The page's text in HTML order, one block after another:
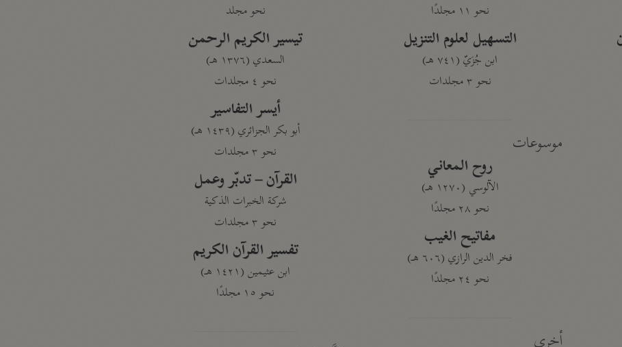
نحو ١١ مجلدًا
التسهيل لعلوم التنزيل
ابن جُزَيّ (٧٤١ هـ)
نحو ٣ مجلدات
موسوعات
روح المعاني
الآلوسي (١٢٧٠ هـ)
نحو ٢٨ مجلدًا
مفاتيح الغيب
فخر الدين الرازي (٦٠٦ هـ)
نحو ٢٤ مجلدًا
نحو مجلد
تيسير الكريم الرحمن
السعدي (١٣٧٦ هـ)
نحو ٤ مجلدات
أيسر التفاسير
أبو بكر الجزائري (١٤٣٩ هـ)
نحو ٣ مجلدات
القرآن – تدبّر وعمل
شركة الخبرات الذكية
نحو ٣ مجلدات
تفسير القرآن الكريم
ابن عثيمين (١٤٢١ هـ)
نحو ١٥ مجلدًا